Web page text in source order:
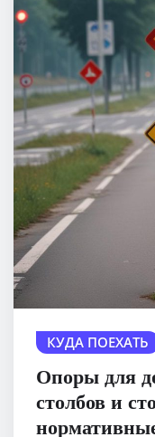
КУДА ПОЕХАТЬ
Опоры для
столбов и